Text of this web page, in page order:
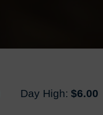
Day High: $6.00